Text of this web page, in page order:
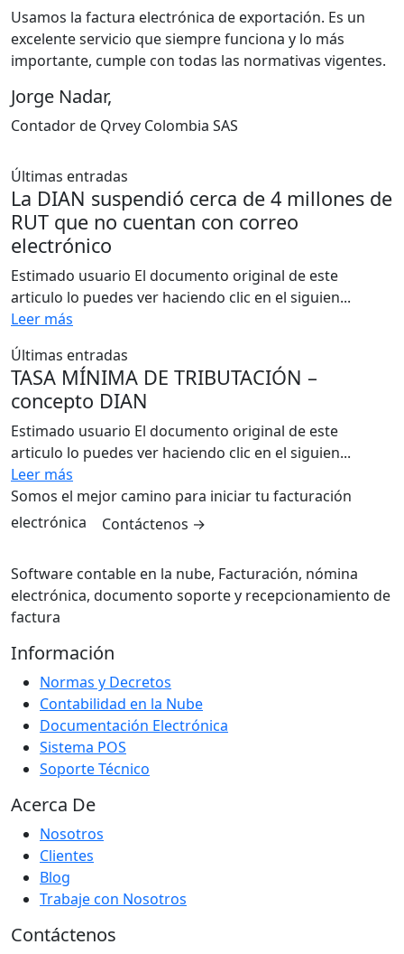
Usamos la factura electrónica de exportación. Es un
excelente servicio que siempre funciona y lo más
importante, cumple con todas las normativas vigentes.
Jorge Nadar,
Contador de Qrvey Colombia SAS
Últimas entradas
La DIAN suspendió cerca de 4 millones de
RUT que no cuentan con correo
electrónico
Estimado usuario El documento original de este
articulo lo puedes ver haciendo clic en el siguien...
Leer más
Últimas entradas
TASA MÍNIMA DE TRIBUTACIÓN –
concepto DIAN
Estimado usuario El documento original de este
articulo lo puedes ver haciendo clic en el siguien...
Leer más
Somos el mejor camino para iniciar tu facturación
electrónica
Contáctenos →
Software contable en la nube, Facturación, nómina
electrónica, documento soporte y recepcionamiento de
factura
Información
Normas y Decretos
Contabilidad en la Nube
Documentación Electrónica
Sistema POS
Soporte Técnico
Acerca De
Nosotros
Clientes
Blog
Trabaje con Nosotros
Contáctenos